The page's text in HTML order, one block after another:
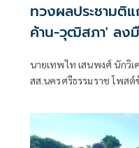
ทวงผลประชามติ
ค้าน-วุฒิสภา' ลง
นายเทพไท เสนพงศ์ นักวิเ
สส.นครศรีธรรมราช โพส